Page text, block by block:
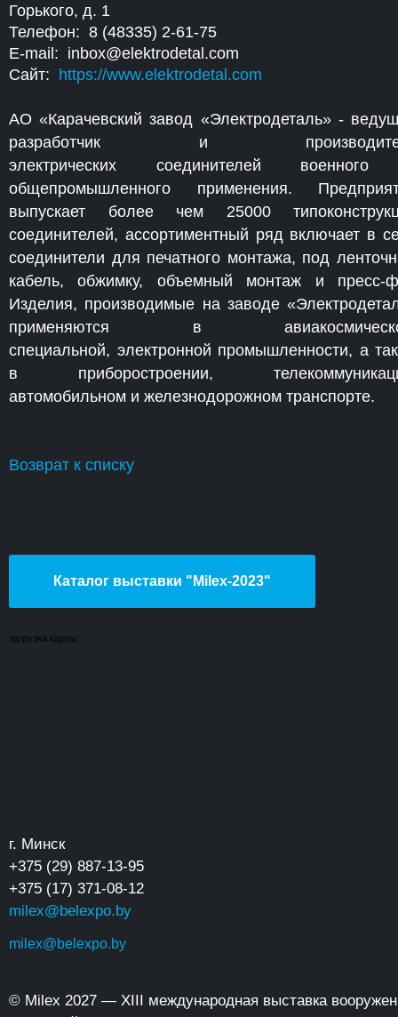
Горького, д. 1
Телефон: 8 (48335) 2-61-75
E-mail: inbox@elektrodetal.com
Сайт: https://www.elektrodetal.com
АО «Карачевский завод «Электродеталь» -
разработчик и
электрических соединителей
общепромышленного применения.
выпускает более чем 25000
соединителей, ассортиментный ряд включает в
соединители для печатного монтажа, под
кабель, обжимку, объемный монтаж и пресс-
Изделия, производимые на заводе
применяются в
специальной, электронной промышленности, а
в приборостроении,
автомобильном и железнодорожном транспорте.
Возврат к списку
Каталог выставки "Milex-2023"
загрузка карты...
г. Минск
+375 (29) 887-13-95
+375 (17) 371-08-12
milex@belexpo.by
milex@belexpo.by
© Milex 2027 — XIII международная выставка